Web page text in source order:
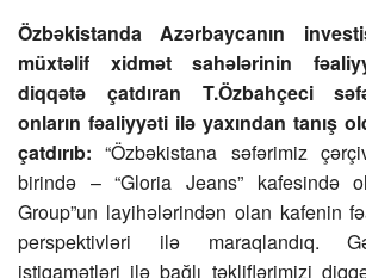
Özbəkistanda Azərbaycanın
müxtəlif xidmət sahələrinin
diqqətə çatdıran T.Özbahçeci
onların fəaliyyəti ilə yaxından tanış
çatdırıb: “Özbəkistana səfərimiz
birində – “Gloria Jeans” kafesində
Group”un layihələrindən olan kafenin
perspektivləri ilə maraqlandıq.
istiqamətləri ilə bağlı təkliflərimizi